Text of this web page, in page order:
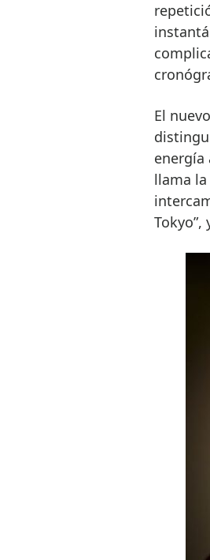
El
energía
llama